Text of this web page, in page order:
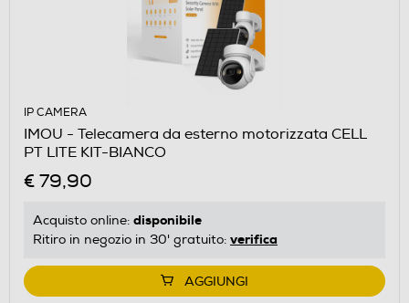
IP CAMERA
IMOU - Telecamera da esterno motorizzata CELL
PT LITE KIT-BIANCO
€ 79,90
Acquisto online: disponibile
Ritiro in negozio in 30' gratuito: verifica
AGGIUNGI